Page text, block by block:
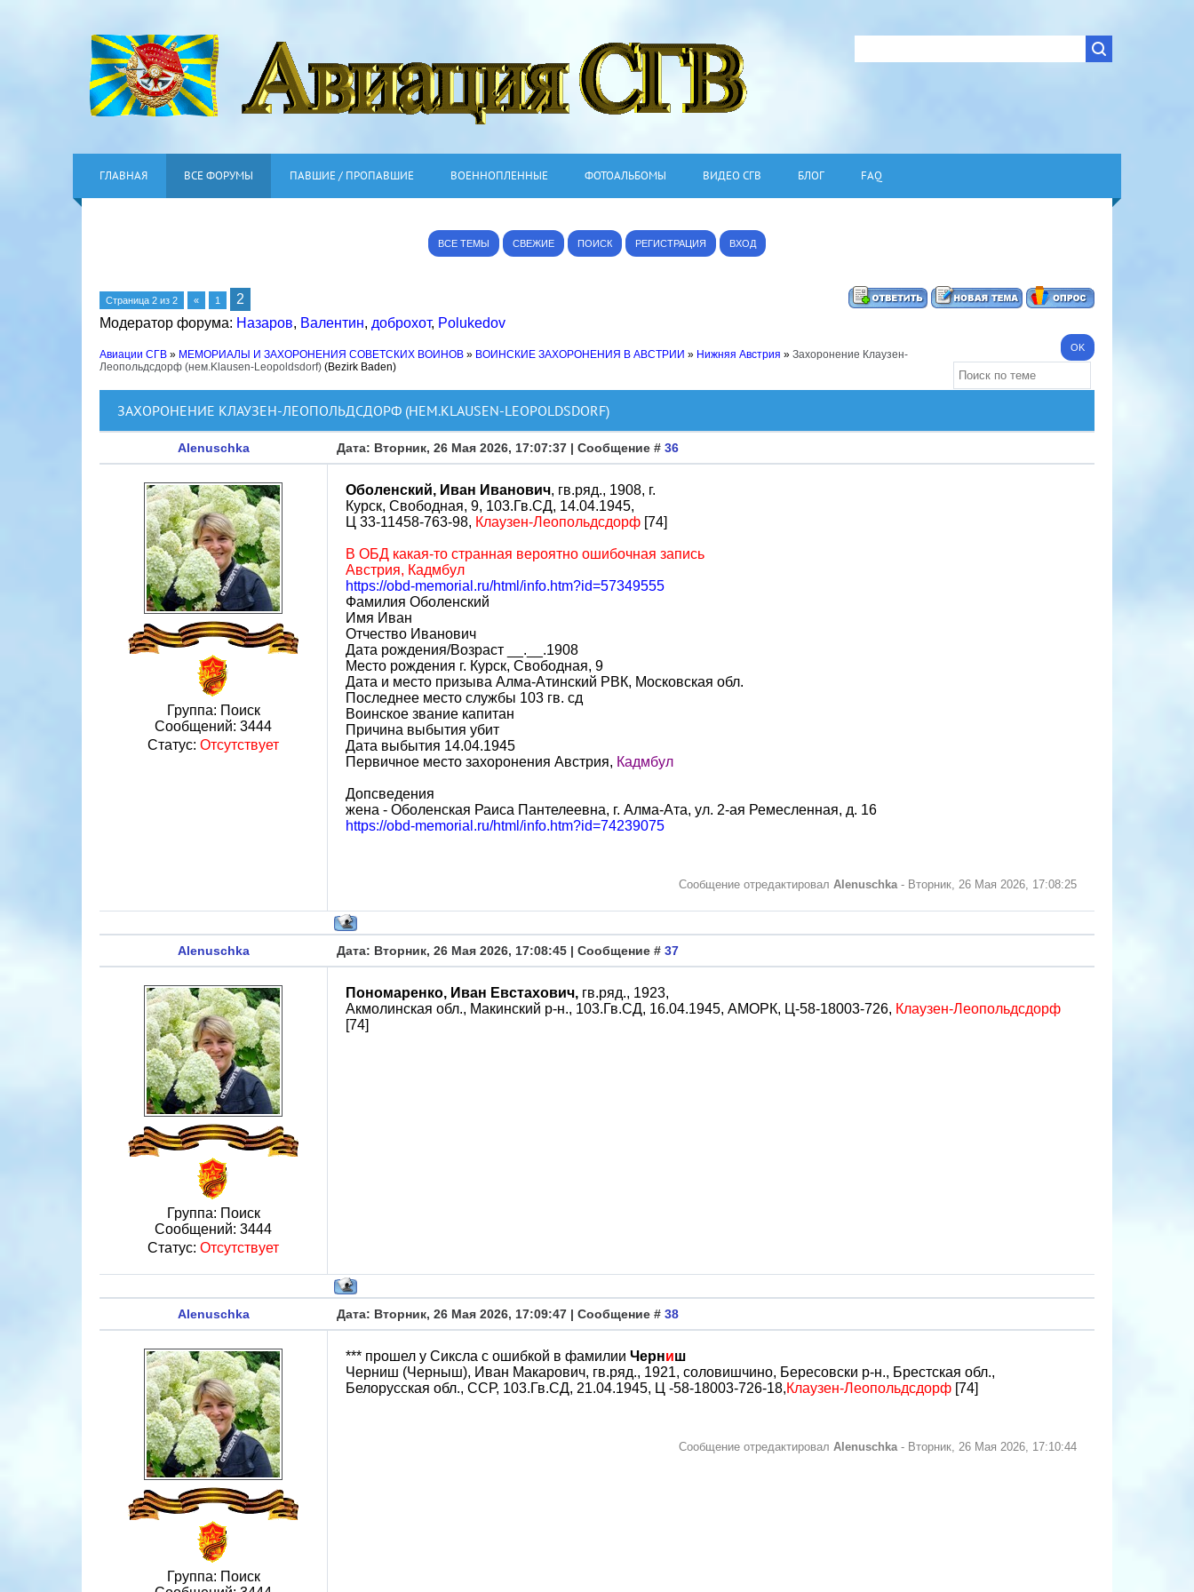
ГЛАВНАЯ ВСЕ ФОРУМЫ ПАВШИЕ / ПРОПАВШИЕ ВОЕННОПЛЕННЫЕ ФОТОАЛЬБОМЫ ВИДЕО СГВ БЛОГ FAQ
ВСЕ ТЕМЫ СВЕЖИЕ ПОИСК РЕГИСТРАЦИЯ ВХОД
Страница 2 из 2 « 1
2
Модератор форума: Назаров, Валентин, доброхот, Polukedov
Авиации СГВ » МЕМОРИАЛЫ И ЗАХОРОНЕНИЯ СОВЕТСКИХ ВОИНОВ » ВОИНСКИЕ ЗАХОРОНЕНИЯ В АВСТРИИ » Нижняя Австрия » Захоронение Клаузен-
Леопольдсдорф (нем.Klausen-Leopoldsdorf) (Bezirk Baden)
ЗАХОРОНЕНИЕ КЛАУЗЕН-ЛЕОПОЛЬДСДОРФ (НЕМ.KLAUSEN-LEOPOLDSDORF)
Alenuschka Дата: Вторник, 26 Мая 2026, 17:07:37 | Сообщение # 36
Группа: Поиск
Сообщений: 3444
Статус: Отсутствует
Оболенский, Иван Иванович, гв.ряд., 1908, г.
Курск, Свободная, 9, 103.Гв.СД, 14.04.1945,
Ц 33-11458-763-98, Клаузен-Леопольдсдорф [74]
В ОБД какая-то странная вероятно ошибочная запись
Австрия, Кадмбул
https://obd-memorial.ru/html/info.htm?id=57349555
Фамилия Оболенский
Имя Иван
Отчество Иванович
Дата рождения/Возраст __.__.1908
Место рождения г. Курск, Свободная, 9
Дата и место призыва Алма-Атинский РВК, Московская обл.
Последнее место службы 103 гв. сд
Воинское звание капитан
Причина выбытия убит
Дата выбытия 14.04.1945
Первичное место захоронения Австрия, Кадмбул
Допсведения
жена - Оболенская Раиса Пантелеевна, г. Алма-Ата, ул. 2-ая Ремесленная, д. 16
https://obd-memorial.ru/html/info.htm?id=74239075
Сообщение отредактировал Alenuschka- Вторник, 26 Мая 2026, 17:08:25
Alenuschka Дата: Вторник, 26 Мая 2026, 17:08:45 | Сообщение # 37
Группа: Поиск
Сообщений: 3444
Статус: Отсутствует
Пономаренко, Иван Евстахович, гв.ряд., 1923,
Акмолинская обл., Макинский р-н., 103.Гв.СД, 16.04.1945, АМОРК, Ц-58-18003-726, Клаузен-Леопольдсдорф
[74]
Alenuschka Дата: Вторник, 26 Мая 2026, 17:09:47 | Сообщение # 38
Группа: Поиск
*** прошел у Сиксла с ошибкой в фамилии Черниш
Черниш (Черныш), Иван Макарович, гв.ряд., 1921, соловишчино, Бересовски р-н., Брестская обл.,
Белорусская обл., ССР, 103.Гв.СД, 21.04.1945, Ц -58-18003-726-18,Клаузен-Леопольдсдорф [74]
Сообщение отредактировал Alenuschka- Вторник, 26 Мая 2026, 17:10:44